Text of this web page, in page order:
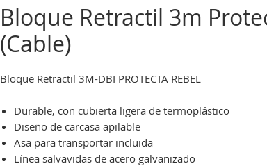
Bloque Retractil 3m
(Cable)
Bloque Retractil 3M-DBI PROTECTA REBEL
Durable, con cubierta ligera de termoplástico
Diseño de carcasa apilable
Asa para transportar incluida
Línea salvavidas de acero galvanizado